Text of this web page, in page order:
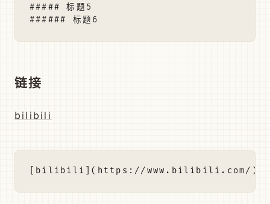
##### 标题5
链接
bilibili